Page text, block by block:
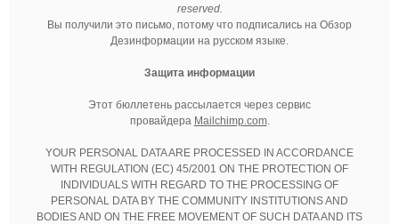
reserved.
Вы получили это письмо, потому что подписались на Обзор
Дезинформации на русском языке.
Защита информации
Этот бюллетень рассылается через сервис
провайдера Mailchimp.com.
YOUR PERSONAL DATA ARE PROCESSED IN ACCORDANCE
WITH REGULATION (EC) 45/2001 ON THE PROTECTION OF
INDIVIDUALS WITH REGARD TO THE PROCESSING OF
PERSONAL DATA BY THE COMMUNITY INSTITUTIONS AND
BODIES AND ON THE FREE MOVEMENT OF SUCH DATA AND ITS